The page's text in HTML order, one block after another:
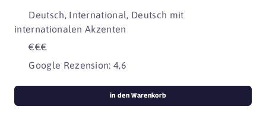
Deutsch, International, Deutsch mit
internationalen Akzenten
€€€
Google Rezension: 4,6
in den Warenkorb